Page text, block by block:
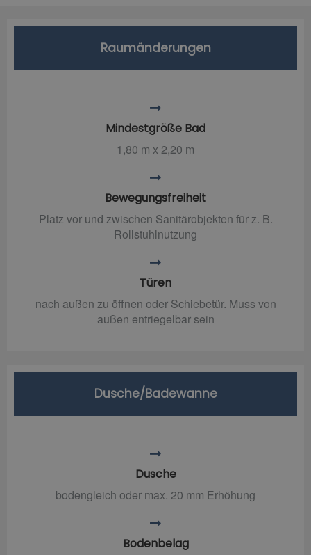
Raumänderungen
Mindestgröße Bad
1,80 m x 2,20 m
Bewegungsfreiheit
Platz vor und zwischen Sanitärobjekten für z. B.
Rollstuhlnutzung
Türen
nach außen zu öffnen oder Schiebetür. Muss von
außen entriegelbar sein
Dusche/Badewanne
Dusche
bodengleich oder max. 20 mm Erhöhung
Bodenbelag